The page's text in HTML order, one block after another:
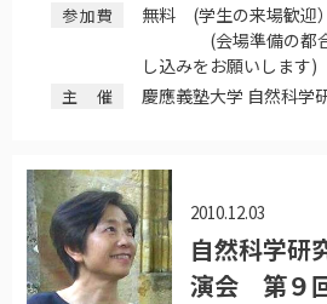
参加費
無料 (学生の来場歓迎）
(会場準備の都合
し込みをお願いします)
主催 慶應義塾大学 自然科学
2010.12.03
自然科学研
演会 第９